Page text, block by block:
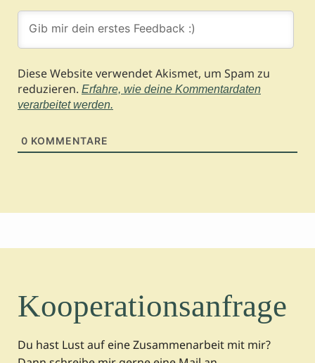
Diese Website verwendet Akismet, um Spam zu
reduzieren. Erfahre, wie deine Kommentardaten
verarbeitet werden.
0 KOMMENTARE
Kooperationsanfrage
Du hast Lust auf eine Zusammenarbeit mit mir?